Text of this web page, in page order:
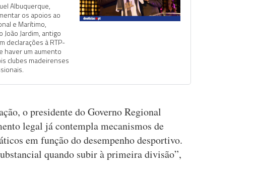
Albuquerque,
os apoios ao
e Marítimo,
Jardim, antigo
declarações à RTP-
haver um aumento
clubes madeirenses
o presidente do Governo Regional
legal já contempla mecanismos de
em função do desempenho desportivo.
quando subir à primeira divisão”,